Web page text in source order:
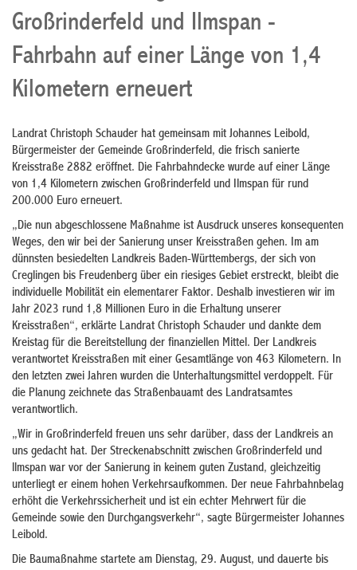
Großrinderfeld und Ilmspan -
Fahrbahn auf einer Länge von 1,4
Kilometern erneuert
Landrat Christoph Schauder hat gemeinsam mit Johannes Leibold,
Bürgermeister der Gemeinde Großrinderfeld, die frisch sanierte
Kreisstraße 2882 eröffnet. Die Fahrbahndecke wurde auf einer Länge
von 1,4 Kilometern zwischen Großrinderfeld und Ilmspan für rund
200.000 Euro erneuert.
„Die nun abgeschlossene Maßnahme ist Ausdruck unseres konsequenten
Weges, den wir bei der Sanierung unser Kreisstraßen gehen. Im am
dünnsten besiedelten Landkreis Baden-Württembergs, der sich von
Creglingen bis Freudenberg über ein riesiges Gebiet erstreckt, bleibt die
individuelle Mobilität ein elementarer Faktor. Deshalb investieren wir im
Jahr 2023 rund 1,8 Millionen Euro in die Erhaltung unserer
Kreisstraßen“, erklärte Landrat Christoph Schauder und dankte dem
Kreistag für die Bereitstellung der finanziellen Mittel. Der Landkreis
verantwortet Kreisstraßen mit einer Gesamtlänge von 463 Kilometern. In
den letzten zwei Jahren wurden die Unterhaltungsmittel verdoppelt. Für
die Planung zeichnete das Straßenbauamt des Landratsamtes
verantwortlich.
„Wir in Großrinderfeld freuen uns sehr darüber, dass der Landkreis an
uns gedacht hat. Der Streckenabschnitt zwischen Großrinderfeld und
llmspan war vor der Sanierung in keinem guten Zustand, gleichzeitig
unterliegt er einem hohen Verkehrsaufkommen. Der neue Fahrbahnbelag
erhöht die Verkehrssicherheit und ist ein echter Mehrwert für die
Gemeinde sowie den Durchgangsverkehr“, sagte Bürgermeister Johannes
Leibold.
Die Baumaßnahme startete am Dienstag, 29. August, und dauerte bis